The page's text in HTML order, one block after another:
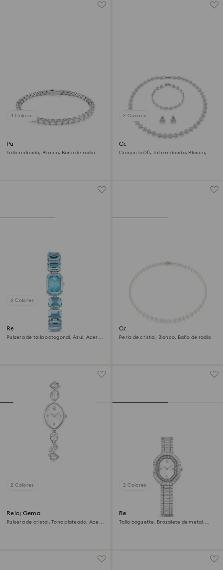
4 Colores
Pulsera Matrix Tennis
Talla redonda, Blanca, Baño de rodio
2 Colores
Conjunto Una Angelic
Conjunto (3), Talla redonda, Blanco,
6 Colores
Reloj
Pulsera de talla octogonal, Azul, Acero
Collar Matrix
Perla de cristal, Blanco, Baño de rodio
2 Colores
Reloj Gema
Pulsera de cristal, Tono plateado, Acero
2 Colores
Reloj Matrix octagon
Talla baguette, Brazalete de metal,